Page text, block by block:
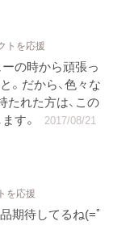
トを応援
の時から頑張っ
。だから、色々な
たれた方は、この
す。
2017/08/21
を応援
期待してるね(=ﾟ